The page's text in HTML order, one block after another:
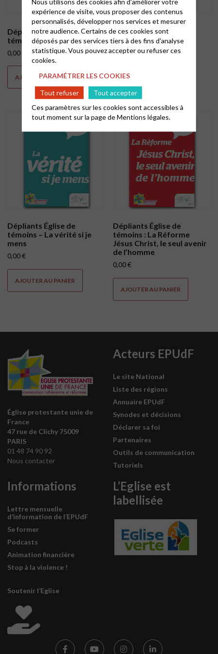
Dépliants Église de
témoins – Le deuil
0,00
AJOUTER AU PANIER
Dépliants Église de
témoins – La création
0,00€
AJOUTER AU PANIER
Dépliants Église de
témoins – La vérité si je
mens
0,00€
AJOUTER AU PANIER
Dépliants Église de
témoins : La Réforme
Jésus Christ, le seul avenir
de l’homme
0,00€
AJOUTER AU PANIER
Église protestante unie de
France
47 rue de Clichy 75009
PARIS
01 48 74 90 92
Nous contacter
Acteurs EPUdF
Le site National
Liste des régions
Annuaire EPUdF
Synodes et décisions
Déclarer sa foi
Partenaires
Outils de communication
Tutoriels
Informations
Lettre mensuelle
d’information de l’EPUdF
Se former
Podcasts
Animation financière
Stop à la violence !
Soutenir l’Eglise
L’Eglise est
labellisée
expérience de visite, vous proposer des contenus
personnalisés, développer nos services et mesurer
notre audience. Certains de ces cookies sont
déposés par des services tiers à des fins d'analyse
statistique. Vous pouvez accepter ou refuser ces
cookies.
PARAMÉTRER LES COOKIES
Tout refuser
Tout accepter
Ces paramètres sur les cookies sont accessibles à
tout moment sur la page deMentions légales.